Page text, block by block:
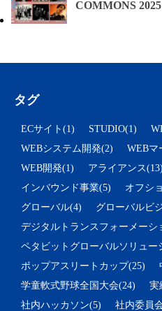
COMMONS
タグ
ECサイト(1) STUDIO(1)
WEBシステム開発(2)
WEBマ
WEB開発(1)
アライアンス(13)
インバウンド事業(5)
オフシ
グローバル(4)
グローバルビ
デジタルトランスフォーメーシ
ペタビットグローバルソリュー
ポップアスリートカップ(25)
学童軟式野球全国大会(24)
実
社内ハッカソン(5)
社内委員